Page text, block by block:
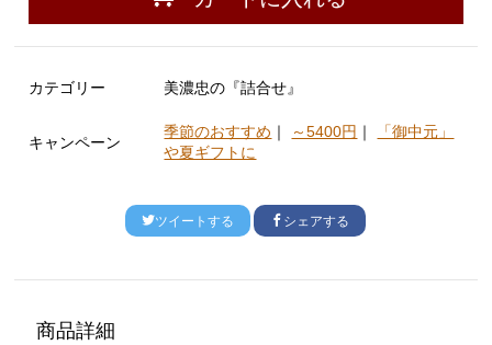
カテゴリー 美濃忠の『詰合せ』
キャンペーン
季節のおすすめ ｜ ～5400円 ｜
「御中元」
や夏ギフトに
ツイートする シェアする
商品詳細